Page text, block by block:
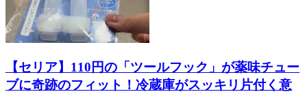
【セリア】110円の「ツールフック」が薬味チュー
ブに奇跡のフィット！冷蔵庫がスッキリ片付く意